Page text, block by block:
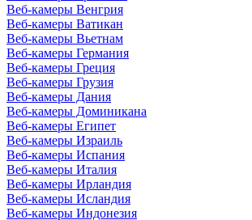
Веб-камеры Венгрия
Веб-камеры Ватикан
Веб-камеры Вьетнам
Веб-камеры Германия
Веб-камеры Греция
Веб-камеры Грузия
Веб-камеры Дания
Веб-камеры Доминикана
Веб-камеры Египет
Веб-камеры Израиль
Веб-камеры Испания
Веб-камеры Италия
Веб-камеры Ирландия
Веб-камеры Исландия
Веб-камеры Индонезия